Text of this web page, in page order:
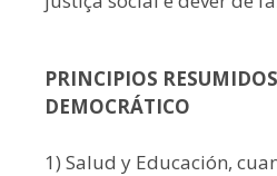
PRINCIPIOS
DEMOCRÁTICO
1) Salud y Educación,